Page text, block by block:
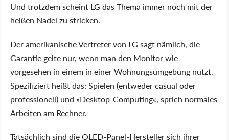
Und trotzdem scheint LG das Thema immer noch mit der
heißen Nadel zu stricken.
Der amerikanische Vertreter von LG sagt nämlich, die
Garantie gelte nur, wenn man den Monitor wie
vorgesehen in einem in einer Wohnungsumgebung nutzt.
Spezifiziert heißt das: Spielen (entweder casual oder
professionell) und Desktop-Computing , sprich normales
Arbeiten am Rechner.
Tatsächlich sind die OLED-Panel-Hersteller sich ihrer